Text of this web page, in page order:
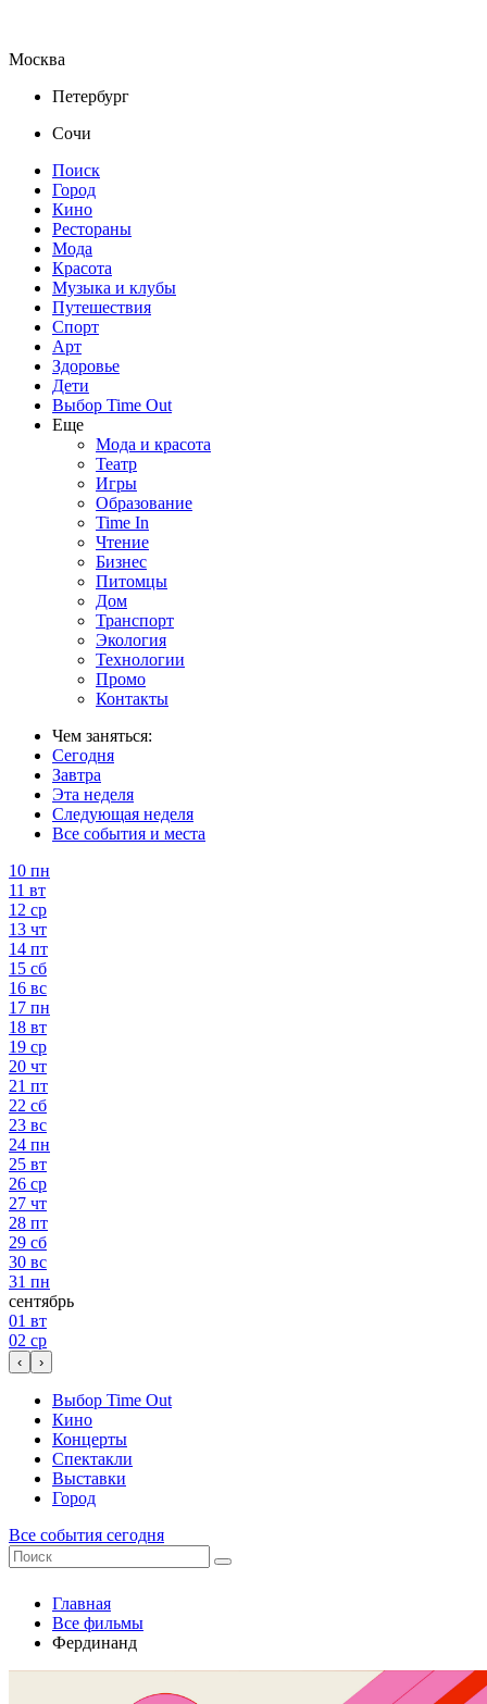
Москва
Петербург
Сочи
Поиск
Город
Кино
Рестораны
Мода
Красота
Музыка и клубы
Путешествия
Спорт
Арт
Здоровье
Дети
Выбор Time Out
Еще
Мода и красота
Театр
Игры
Образование
Time In
Чтение
Бизнес
Питомцы
Дом
Транспорт
Экология
Технологии
Промо
Контакты
Чем заняться:
Сегодня
Завтра
Эта неделя
Следующая неделя
Все события и места
10 пн
11 вт
12 ср
13 чт
14 пт
15 сб
16 вс
17 пн
18 вт
19 ср
20 чт
21 пт
22 сб
23 вс
24 пн
25 вт
26 ср
27 чт
28 пт
29 сб
30 вс
31 пн
сентябрь
01 вт
02 ср
‹ ›
Выбор Time Out
Кино
Концерты
Спектакли
Выставки
Город
Все события сегодня
Главная
Все фильмы
Фердинанд